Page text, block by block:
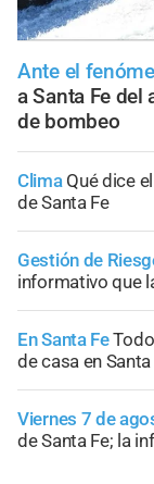
Ante el
a Santa Fe
de bombeo
Clima Qué dice
de Santa Fe
Gestión de
informativo que
En Santa Fe
de casa en
Viernes 7 de
de Santa Fe; la